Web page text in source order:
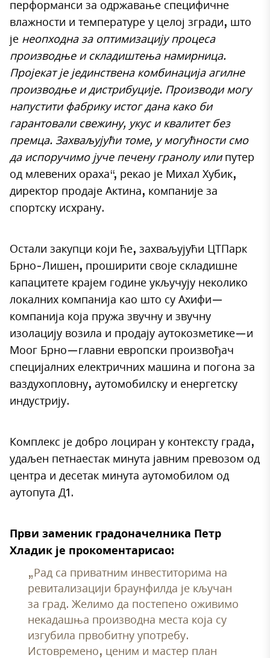
перформанси за одржавање специфичне
влажности и температуре у целој згради, што
је неопходна за оптимизацију процеса
производње и складиштења намирница.
Пројекат је јединствена комбинација агилне
производње и дистрибуције. Производи могу
напустити фабрику истог дана како би
гарантовали свежину, укус и квалитет без
премца. Захваљујући томе, у могућности смо
да испоручимо јуче печену гранолу илипутер
од млевених ораха“, рекао је Михал Хубик,
директор продаје Актина, компаније за
спортску исхрану.
Остали закупци који ће, захваљујући ЦТПарк
Брно-Лишен, проширити своје складишне
капацитете крајем године укључују неколико
локалних компанија као што су Ахифи—
компанија која пружа звучну и звучну
изолацију возила и продају аутокозметике—и
Моог Брно—главни европски произвођач
специјалних електричних машина и погона за
ваздухопловну, аутомобилску и енергетску
индустрију.
Комплекс је добро лоциран у контексту града,
удаљен петнаестак минута јавним превозом од
центра и десетак минута аутомобилом од
аутопута Д1.
Први заменик градоначелника Петр
Хладик је прокоментарисао:
„Рад са приватним инвеститорима на
ревитализацији браунфилда је кључан
за град. Желимо да постепено оживимо
некадашња производна места која су
изгубила првобитну употребу.
Истовремено, ценим и мастер план